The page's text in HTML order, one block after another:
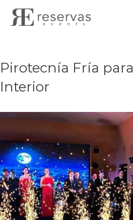
Pirotecnía Fría para
Interior